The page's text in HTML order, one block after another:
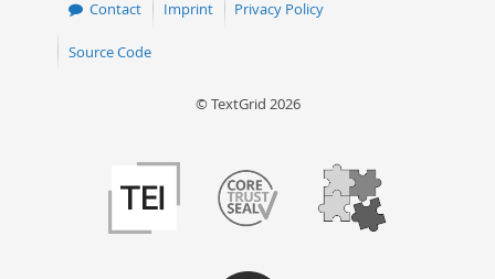
Contact Imprint Privacy Policy
Source Code
© TextGrid 2026